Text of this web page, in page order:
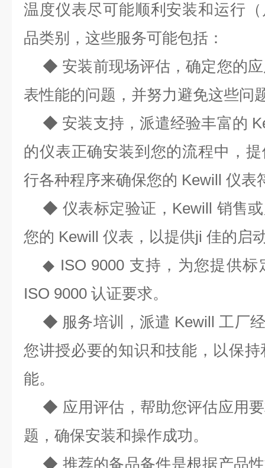
温度仪表尽可能顺利安装和运行
品类别，这些服务可能包括：
◆ 安装前现场评估，确定您的
表性能的问题，并努力避免这些问
◆ 安装支持，派遣经验丰富的
的仪表正确安装到您的流程中，
行各种程序来确保您的 Kewill 仪表
◆ 仪表标定验证，Kewill 销售
您的 Kewill 仪表，以提供ji 佳的启
◆ ISO 9000 支持，为您提供
ISO 9000 认证要求。
◆ 服务培训，派遣 Kewill 工厂
您讲授必要的知识和技能，以保
能。
◆ 应用评估，帮助您评估应用
题，确保安装和操作成功。
◆ 推荐的备品备件是根据产品